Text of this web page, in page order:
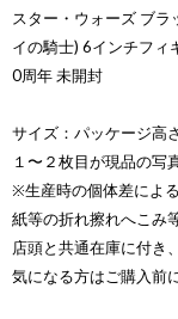
スター・ウォーズ ブ
イの騎士) 6インチフィ
0周年 未開封
サイズ：パッケージ高
１〜２枚目が現品の写
※生産時の個体差によ
紙等の折れ擦れへこみ
店頭と共通在庫に付き
気になる方はご購入前